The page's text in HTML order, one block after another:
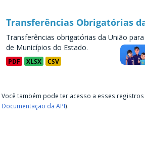
Transferências Obrigatórias
Transferências obrigatórias da União
de Municípios do Estado.
PDF XLSX CSV
Você também pode ter acesso a esses
Documentação da API).